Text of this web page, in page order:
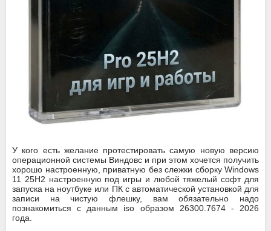
У кого есть желание протестировать самую новую версию
операционной системы Виндовс и при этом хочется получить
хорошо настроенную, приватную без слежки сборку Windows
11 25H2 настроенную под игры и любой тяжелый софт для
запуска на ноутбуке или ПК с автоматической установкой для
записи на чистую флешку, вам обязательно надо
познакомиться с данным iso образом 26300.7674 - 2026
года.